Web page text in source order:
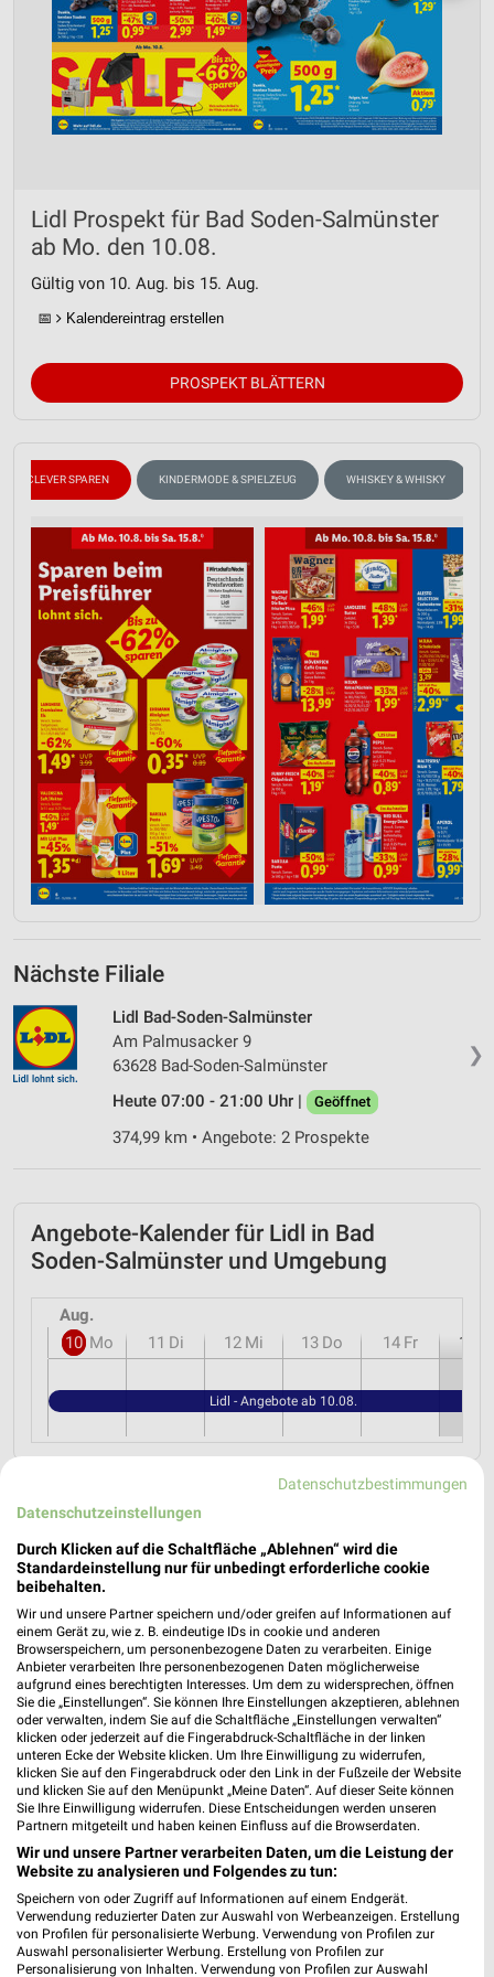
Lidl Prospekt für Bad Soden-Salmünster
ab Mo. den 10.08.
Gültig von 10. Aug. bis 15. Aug.
📅 Kalendereintrag erstellen
PROSPEKT BLÄTTERN
CLEVER SPAREN KINDERMODE & SPIELZEUG WHISKEY & WHISKY
Nächste Filiale
❯
Lidl Bad-Soden-Salmünster
Am Palmusacker 9
63628 Bad-Soden-Salmünster
Heute 07:00 - 21:00 Uhr |
Geöffnet
374,99 km • Angebote: 2 Prospekte
Angebote-Kalender für Lidl in Bad
Soden-Salmünster und Umgebung
Aug.
10 Mo 11 Di 12 Mi 13 Do 14 Fr 15
Lidl - Angebote ab 10.08.
MEHR PROSPEKTE
weekli Magazin
Erlebe mit Lidl und Andre Agassi die neuesten Silvercrest Küchengeräte Mit Lidl Plus 3 für 2 - im laut DtGv besten Backshop
Datenschutzbestimmungen
Datenschutzeinstellungen
Durch Klicken auf die Schaltfläche „Ablehnen“ wird die
Standardeinstellung nur für unbedingt erforderliche cookie
beibehalten.
Wir und unsere Partner speichern und/oder greifen auf Informationen auf
einem Gerät zu, wie z. B. eindeutige IDs in cookie und anderen
Browserspeichern, um personenbezogene Daten zu verarbeiten. Einige
Anbieter verarbeiten Ihre personenbezogenen Daten möglicherweise
aufgrund eines berechtigten Interesses. Um dem zu widersprechen, öffnen
Sie die „Einstellungen“. Sie können Ihre Einstellungen akzeptieren, ablehnen
oder verwalten, indem Sie auf die Schaltfläche „Einstellungen verwalten“
klicken oder jederzeit auf die Fingerabdruck-Schaltfläche in der linken
unteren Ecke der Website klicken. Um Ihre Einwilligung zu widerrufen,
klicken Sie auf den Fingerabdruck oder den Link in der Fußzeile der Website
und klicken Sie auf den Menüpunkt „Meine Daten“. Auf dieser Seite können
Sie Ihre Einwilligung widerrufen. Diese Entscheidungen werden unseren
Partnern mitgeteilt und haben keinen Einfluss auf die Browserdaten.
Wir und unsere Partner verarbeiten Daten, um die Leistung der
Website zu analysieren und Folgendes zu tun:
Speichern von oder Zugriff auf Informationen auf einem Endgerät.
Verwendung reduzierter Daten zur Auswahl von Werbeanzeigen. Erstellung
von Profilen für personalisierte Werbung. Verwendung von Profilen zur
Auswahl personalisierter Werbung. Erstellung von Profilen zur
Personalisierung von Inhalten. Verwendung von Profilen zur Auswahl